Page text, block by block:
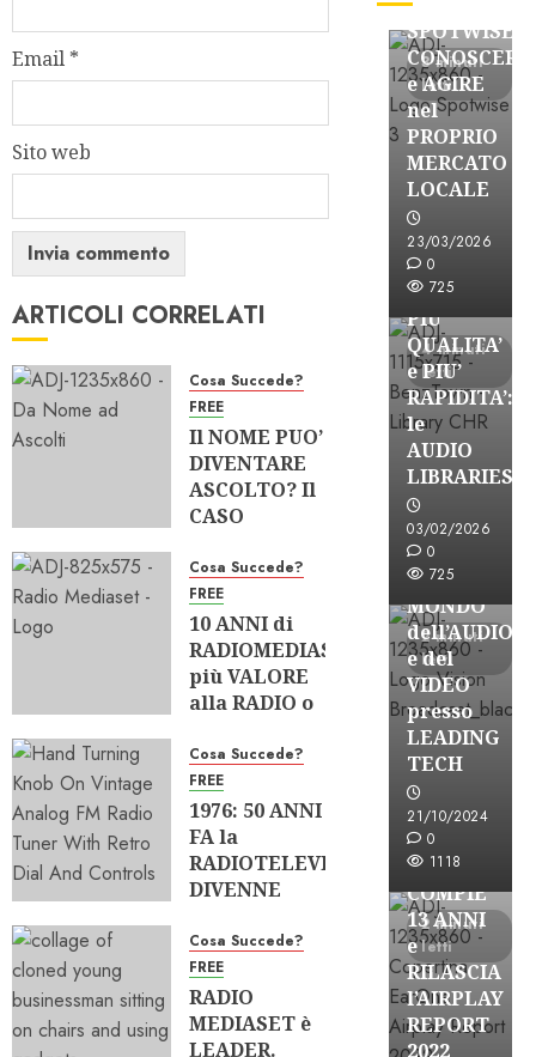
Email *
Sito web
ARTICOLI CORRELATI
Cosa Succede?
FREE
Il NOME PUO’
DIVENTARE
ASCOLTO? Il
CASO
ITALIANA”
04/08/2026
0
177
Cosa Succede?
FREE
10 ANNI di
RADIOMEDIASET:
più VALORE
alla RADIO o
al GRUPPO?
02/08/2026
0
217
Cosa Succede?
FREE
1976: 50 ANNI
FA la
RADIOTELEVISIONE
DIVENNE
28/07/2026
0
Cosa Succede?
FREE
RADIO
MEDIASET è
LEADER.
3 minuti
letti
SPOTWISE:
CONOSCERE
e AGIRE
nel
PROPRIO
MERCATO
LOCALE
23/03/2026
0
725
4 minuti
letti
FREE
Partnership
Per la
RADIO,
PIU’
QUALITA’
e PIU’
RAPIDITA’:
le
AUDIO
LIBRARIES
03/02/2026
0
725
2 minuti
letti
Partnership
VISION
BROADCAST,
ESPLORARE
il
MONDO
dell’AUDIO
e del
VIDEO
presso
LEADING
TECH
21/10/2024
0
1118
2 minuti
letti
Partnership
EARONE
COMPIE
13 ANNI
e
RILASCIA
l’AIRPLAY
REPORT
2022